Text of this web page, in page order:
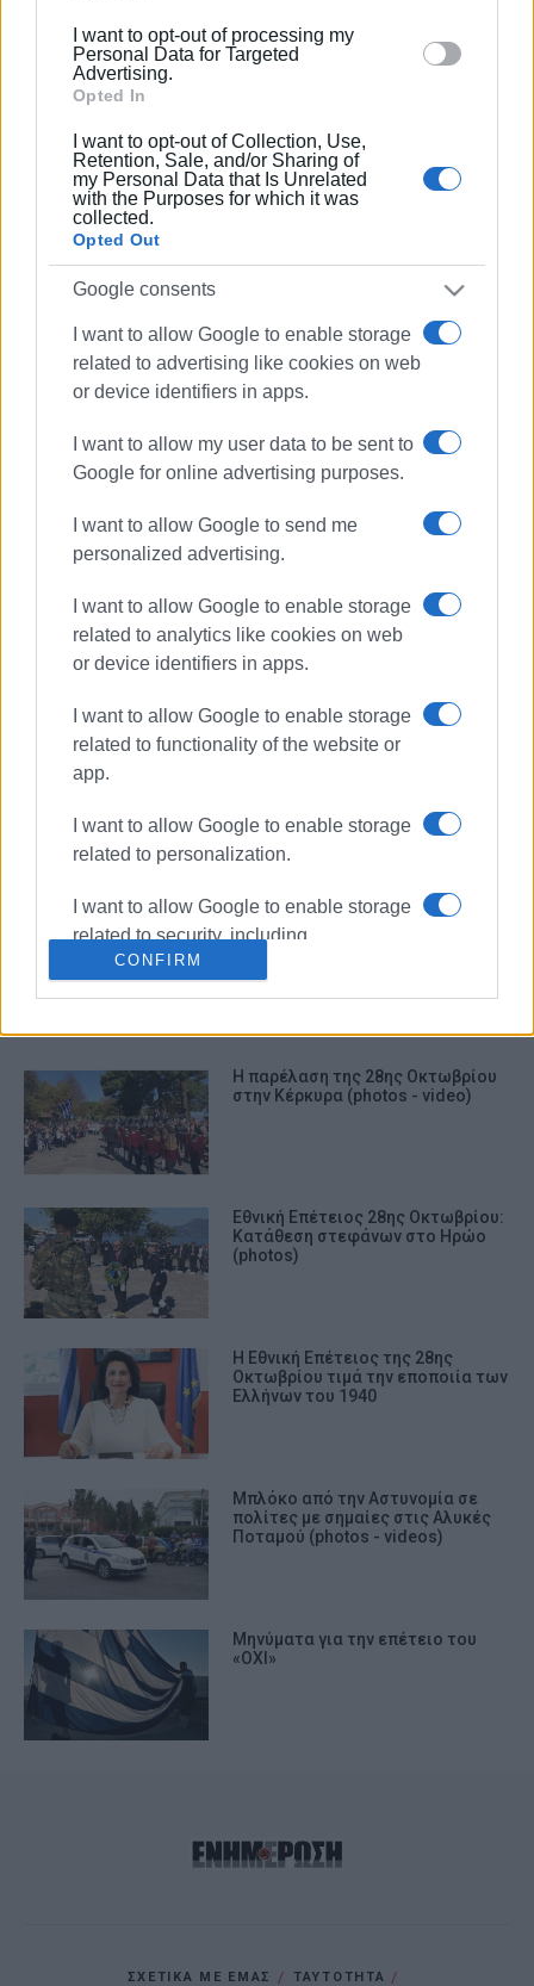
section.
I want to opt-out of processing my
Personal Data for Targeted
Advertising.
Opted In
I want to opt-out of Collection, Use,
Retention, Sale, and/or Sharing of
my Personal Data that Is Unrelated
with the Purposes for which it was
collected.
Opted Out
Google consents
I want to allow Google to enable storage
related to advertising like cookies on web
or device identifiers in apps.
I want to allow my user data to be sent to
Google for online advertising purposes.
I want to allow Google to send me
personalized advertising.
I want to allow Google to enable storage
related to analytics like cookies on web
or device identifiers in apps.
I want to allow Google to enable storage
related to functionality of the website or
app.
I want to allow Google to enable storage
related to personalization.
I want to allow Google to enable storage
related to security, including
authentication functionality and fraud
CONFIRM
28 Οκτωβρίου εθνική επέτειος
Κατάθεση στεφάνων από τα
σχολεία για την Εθνική Επέτειο
σχολεία για την Εθνική Επέτειο
(photos)
Με επισημότητα η παρέλαση για
Η παρέλαση της 28ης Οκτωβρίου
στην Κέρκυρα (photos - video)
Εθνική Επέτειος 28ης Οκτωβρίου:
Κατάθεση στεφάνων στο Ηρώο
(photos)
Η Εθνική Επέτειος της 28ης
Οκτωβρίου τιμά την εποποιία των
Ελλήνων του 1940
Μπλόκο από την Αστυνομία σε
πολίτες με σημαίες στις Αλυκές
Ποταμού (photos - videos)
Μηνύματα για την επέτειο του
«ΟΧΙ»
ΣΧΕΤΙΚΑ ΜΕ ΕΜΑΣ ΤΑΥΤΟΤΗΤΑ